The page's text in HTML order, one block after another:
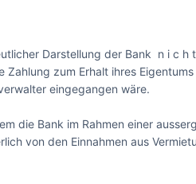
Darstellung der Bank  n i c h
Zahlung zum Erhalt ihres
eingegangen wäre.
die Bank im Rahmen einer
von den Einnahmen aus